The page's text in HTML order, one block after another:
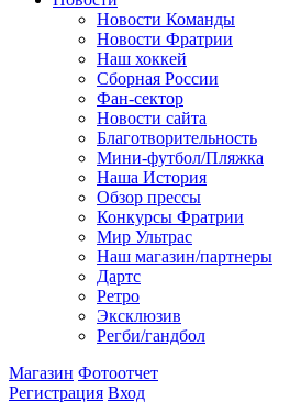
Новости Команды
Новости Фратрии
Наш хоккей
Сборная России
Фан-cектор
Новости сайта
Благотворительность
Мини-футбол/Пляжка
Наша История
Обзор прессы
Конкурсы Фратрии
Мир Ультрас
Наш магазин/партнеры
Дартс
Ретро
Эксклюзив
Регби/гандбол
Магазин Фотоотчет
Регистрация Вход